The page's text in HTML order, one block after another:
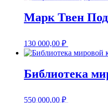
Марк Твен
130 000,00 ₽
Библиотека
550 000,00 ₽